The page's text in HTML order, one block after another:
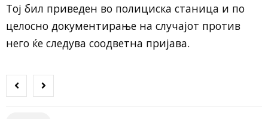
Тој бил приведен во полициска станица и по
целосно документирање на случајот против
него ќе следува соодветна пријава.